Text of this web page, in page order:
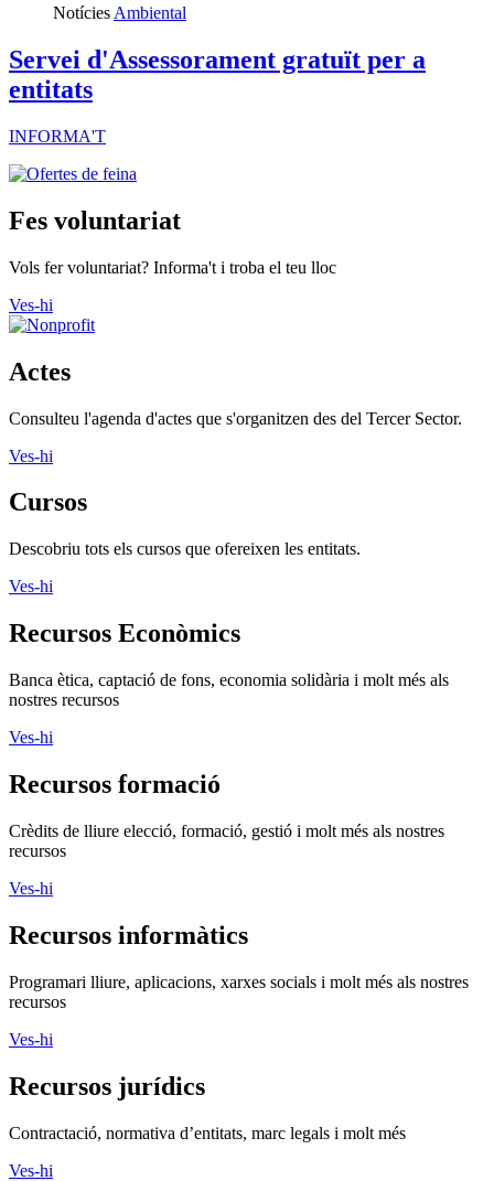
Notícies Ambiental
Servei d'Assessorament gratuït per a
entitats
INFORMA'T
Fes voluntariat
Vols fer voluntariat? Informa't i troba el teu lloc
Ves-hi
Actes
Consulteu l'agenda d'actes que s'organitzen des del Tercer Sector.
Ves-hi
Cursos
Descobriu tots els cursos que ofereixen les entitats.
Ves-hi
Recursos Econòmics
Banca ètica, captació de fons, economia solidària i molt més als
nostres recursos
Ves-hi
Recursos formació
Crèdits de lliure elecció, formació, gestió i molt més als nostres
recursos
Ves-hi
Recursos informàtics
Programari lliure, aplicacions, xarxes socials i molt més als nostres
recursos
Ves-hi
Recursos jurídics
Contractació, normativa d’entitats, marc legals i molt més
Ves-hi